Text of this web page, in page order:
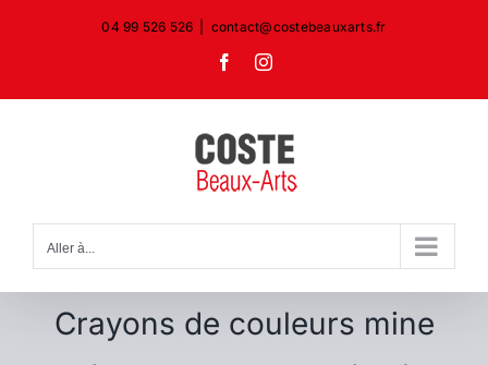
04 99 526 526 contact@costebeauxarts.fr
FacebookInstagram
Aller à...
Crayons de couleurs mine